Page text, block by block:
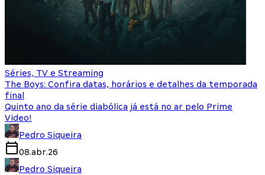
Séries, TV e Streaming
The Boys: Confira datas, horários e detalhes da temporada
final
Quinto ano da série diabólica já está no ar pelo Prime
Video!
Pedro Siqueira
08.abr.26
Pedro Siqueira